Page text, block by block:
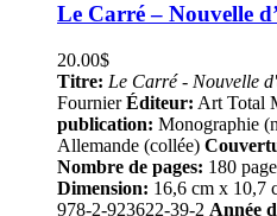
Le Carré – Nouvelle
20.00$
Titre: Le Carré - Nouvelle
FournierÉditeur: Art Total
publication: Monographie
Allemande (collée)
Nombre de pages: 180
Dimension: 16,6 cm x 10,7
978-2-923622-39-2 Année